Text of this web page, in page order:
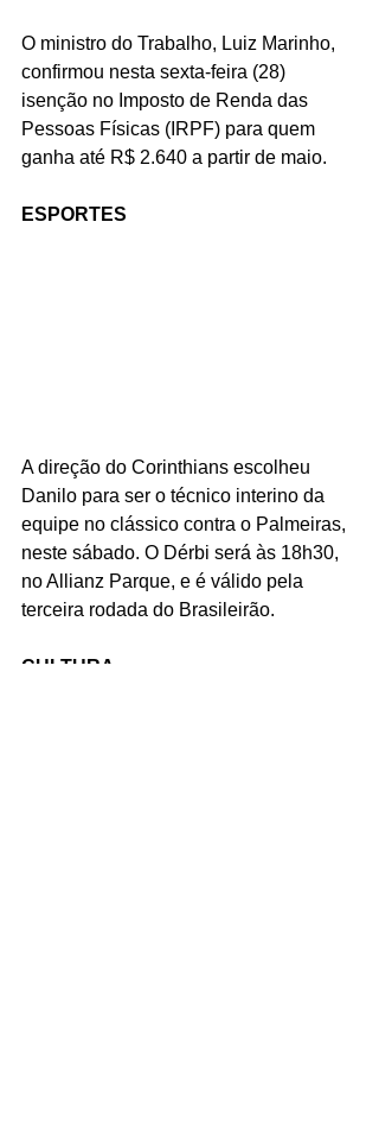
O ministro do Trabalho, Luiz Marinho,
confirmou nesta sexta-feira (28)
isenção no Imposto de Renda das
Pessoas Físicas (IRPF) para quem
ganha até R$ 2.640 a partir de maio.
ESPORTES
A direção do Corinthians escolheu
Danilo para ser o técnico interino da
equipe no clássico contra o Palmeiras,
neste sábado. O Dérbi será às 18h30,
no Allianz Parque, e é válido pela
terceira rodada do Brasileirão.
CULTURA